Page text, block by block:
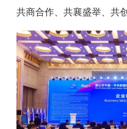
共商合作、共襄盛举、共